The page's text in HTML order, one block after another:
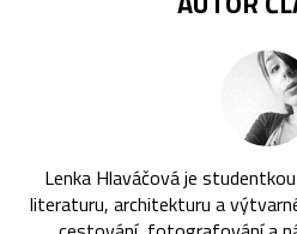
Lenka Hlaváčová je
literaturu, architekturu a